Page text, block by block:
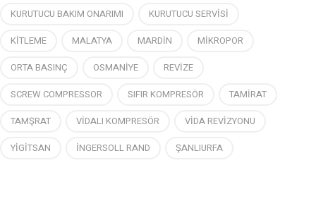
KURUTUCU BAKIM ONARIMI
KURUTUCU SERVİSİ
KİTLEME
MALATYA MARDİN
MİKROPOR
ORTA BASINÇ
OSMANİYE
REVİZE
SCREW COMPRESSOR
SIFIR KOMPRESÖR
TAMİRAT
TAMŞRAT
VİDALI KOMPRESÖR
VİDA REVİZYONU
YİGİTSAN
İNGERSOLL RAND ŞANLIURFA